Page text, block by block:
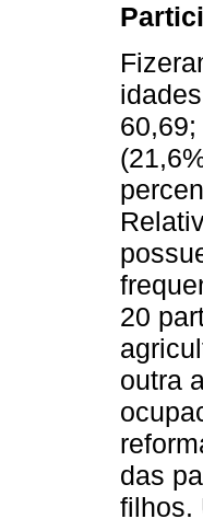
60,69;
20
outra
das
filhos.